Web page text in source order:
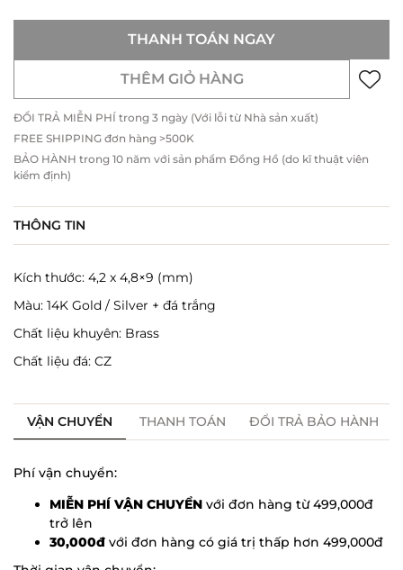
THANH TOÁN NGAY
THÊM GIỎ HÀNG
ĐỔI TRẢ MIỄN PHÍ trong 3 ngày (Với lỗi từ Nhà sản xuất)
FREE SHIPPING đơn hàng >500K
BẢO HÀNH trong 10 năm với sản phẩm Đồng Hồ (do kĩ thuật viên
kiểm định)
THÔNG TIN
Kích thước: 4,2 x 4,8×9 (mm)
Màu: 14K Gold / Silver + đá trắng
Chất liệu khuyên: Brass
Chất liệu đá: CZ
VẬN CHUYỂN THANH TOÁN ĐỔI TRẢ BẢO HÀNH
Phí vận chuyển:
MIỄN PHÍ VẬN CHUYỂN với đơn hàng từ 499,000đ
trở lên
30,000đ với đơn hàng có giá trị thấp hơn 499,000đ